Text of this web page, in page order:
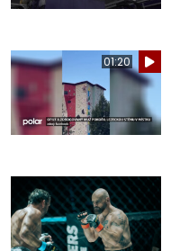
01:20